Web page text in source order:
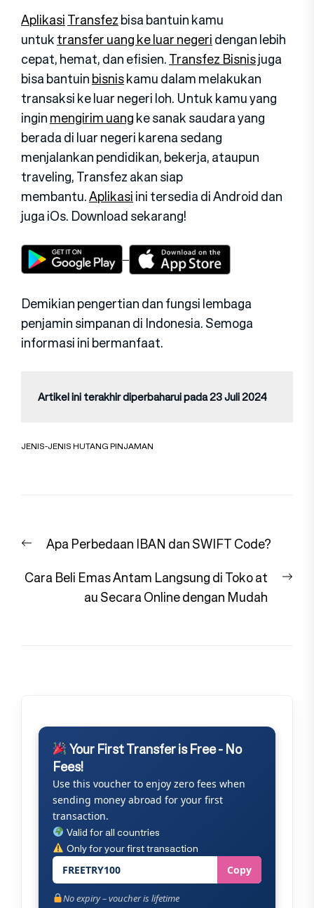
AplikasiTransfezbisa bantuin kamu
untuktransfer uang ke luar negeridengan lebih
cepat, hemat, dan efisien.Transfez Bisnisjuga
bisa bantuinbisniskamu dalam melakukan
transaksi ke luar negeri loh. Untuk kamu yang
inginmengirim uangke sanak saudara yang
berada di luar negeri karena sedang
menjalankan pendidikan, bekerja, ataupun
traveling, Transfez akan siap
membantu.Aplikasiini tersedia di Android dan
juga iOs. Download sekarang!
Demikian pengertian dan fungsi lembaga
penjamin simpanan di Indonesia. Semoga
informasi ini bermanfaat.
Artikel ini terakhir diperbaharui pada 23 Juli 2024
JENIS-JENIS HUTANG PINJAMAN
pos
PreviousApa Perbedaan IBAN dan SWIFT Code?
Cara Beli Emas Antam Langsung di Toko at
au Secara Online dengan Mudah
Your First Transfer is Free - No
Fees!
Use this voucher to enjoy zero fees when
sending money abroad for your first
transaction.
Valid for all countries
Only for your first transaction
FREETRY100 Copy
No expiry – voucher is lifetime